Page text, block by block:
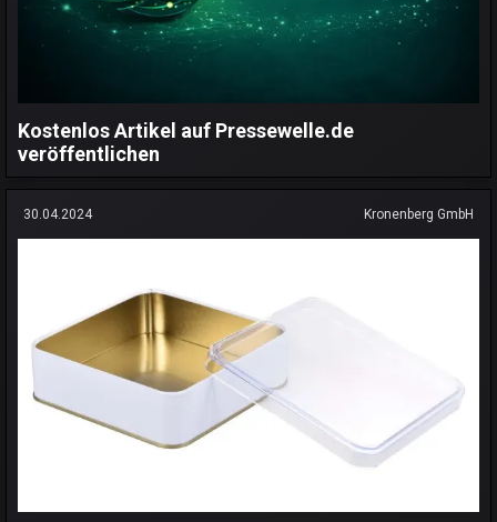
Kostenlos Artikel auf Pressewelle.de
veröffentlichen
30.04.2024 Kronenberg GmbH